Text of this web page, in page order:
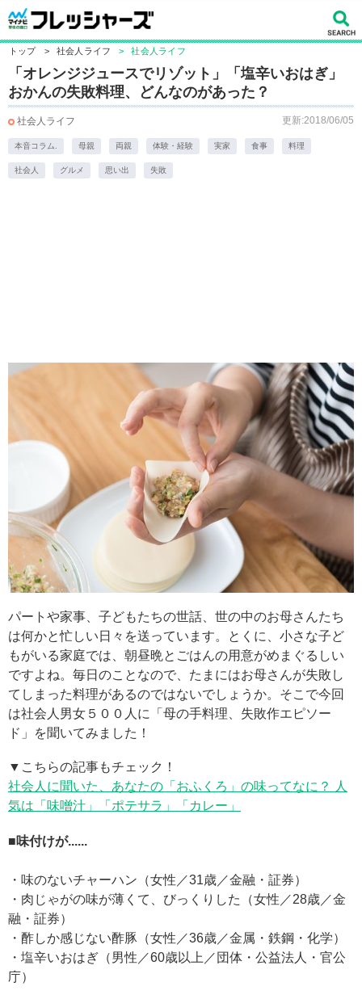
トップ > 社会人ライフ > 社会人ライフ
「オレンジジュースでリゾット」「塩辛いおはぎ」
おかんの失敗料理、どんなのがあった？
社会人ライフ 更新:2018/06/05
本音コラム. 母親 両親 体験・経験 実家 食事 料理
社会人 グルメ 思い出 失敗
パートや家事、子どもたちの世話、世の中のお母さんたち
は何かと忙しい日々を送っています。とくに、小さな子ど
もがいる家庭では、朝昼晩とごはんの用意がめまぐるしい
ですよね。毎日のことなので、たまにはお母さんが失敗し
てしまった料理があるのではないでしょうか。そこで今回
は社会人男女５００人に「母の手料理、失敗作エピソー
ド」を聞いてみました！
▼こちらの記事もチェック！
社会人に聞いた、あなたの「おふくろ」の味ってなに？ 人
気は「味噌汁」「ポテサラ」「カレー」
■味付けが......
・味のないチャーハン（女性／31歳／金融・証券）
・肉じゃがの味が薄くて、びっくりした（女性／28歳／金
融・証券）
・酢しか感じない酢豚（女性／36歳／金属・鉄鋼・化学）
・塩辛いおはぎ（男性／60歳以上／団体・公益法人・官公
庁）